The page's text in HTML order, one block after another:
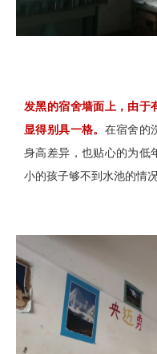
发黑的宿舍墙面上，由于
显得别具一格。 在宿舍的
身高差异，也贴心的为低
小的孩子够不到水池的情况